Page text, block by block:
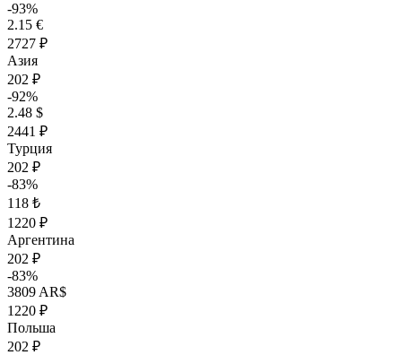
-93%
2.15 €
2727 ₽
Азия
202 ₽
-92%
2.48 $
2441 ₽
Турция
202 ₽
-83%
118 ₺
1220 ₽
Аргентина
202 ₽
-83%
3809 AR$
1220 ₽
Польша
202 ₽